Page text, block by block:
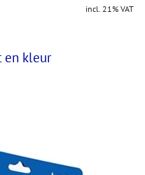
incl. 21% VAT
en kleur